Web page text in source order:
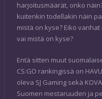
harjoitusmäärät, onko
kuitenkin todellakin näin
mistä on kyse? Eikö
vai mistä on kyse?
Entä sitten muut
CS:GO rankingissä on
oleva SJ Gaming sekä
Suomen mestaruuden ja